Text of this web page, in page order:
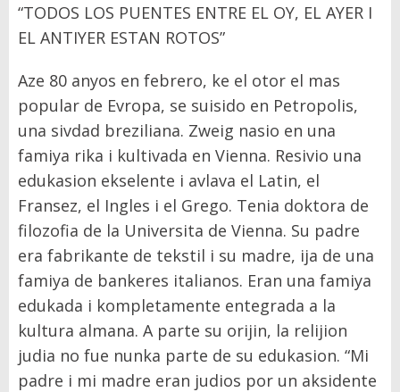
“TODOS LOS PUENTES ENTRE EL OY, EL AYER I
EL ANTIYER ESTAN ROTOS”
Aze 80 anyos en febrero, ke el otor el mas
popular de Evropa, se suisido en Petropolis,
una sivdad breziliana. Zweig nasio en una
famiya rika i kultivada en Vienna. Resivio una
edukasion ekselente i avlava el Latin, el
Fransez, el Ingles i el Grego. Tenia doktora de
filozofia de la Universita de Vienna. Su padre
era fabrikante de tekstil i su madre, ija de una
famiya de bankeres italianos. Eran una famiya
edukada i kompletamente entegrada a la
kultura almana. A parte su orijin, la relijion
judia no fue nunka parte de su edukasion. “Mi
padre i mi madre eran judios por un aksidente